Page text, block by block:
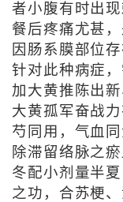
者小腹有时出
餐后疼痛尤甚
因肠系膜部位
针对此种病症
加大黄推陈出
大黄孤军奋战
芍同用，气血
除滞留络脉之
冬配小剂量半
之功，合苏梗